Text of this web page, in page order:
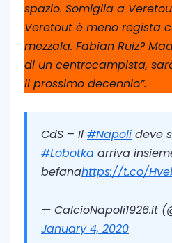
spazio. Somiglia a
Veretout è meno regista
mezzala. Fabian Ruiz?
di un centrocampista,
il prossimo decennio”.
CdS – Il #Napoli deve
#Lobotka arriva
befanahttps://t.co/
— CalcioNapoli1926.it
January 4, 2020